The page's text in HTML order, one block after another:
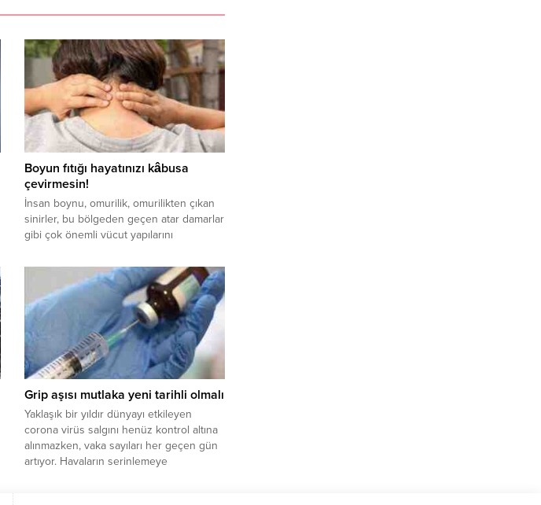
Boyun fıtığı hayatınızı kâbusa
çevirmesin!
İnsan boynu, omurilik, omurilikten çıkan
sinirler, bu bölgeden geçen atar damarlar
gibi çok önemli vücut yapılarını
gören, omurganın en hareketli
bölümüdür. Ancak bu hareket kabiliyeti
aynı zamanda darbelere ve
zedelenmelere daha duyarlı olmasına yol
açar. Bu yüzden, ağrı nedeni olarak
omurga içerisinde belden sonra...
Grip aşısı mutlaka yeni tarihli olmalı
Yaklaşık bir yıldır dünyayı etkileyen
corona virüs salgını henüz kontrol altına
alınmazken, vaka sayıları her geçen gün
artıyor. Havaların serinlemeye